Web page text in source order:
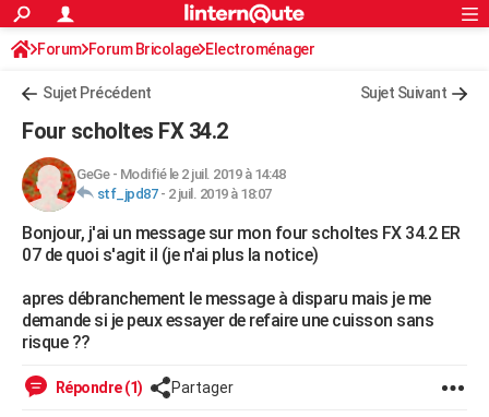
ACTUALITÉS
Politique
Société
Faits Divers
Education
Monde
Villes
+
FINANCE
Retraite
Impôts
Epargne
Immobilier
Risques naturels par ville
Banque
Assurance
Crédit
AUTO
Essais
Réserver un essai
Citadines
Berlines
SUV
Forum auto
+HIGH-TECH
BRICOLAGE
Forum
Aménagement intérieur
Extérieur
Cuisine
Salle de bains
Jardinage
Rangement
WEEK-END
Guides de France
Escapades
Patrimoine
Expositions
Musées
Week-end nature
LIFESTYLE
S'inscrire
Connexion
Forum Forum Bricolage Electroménager
Sujet Précédent Sujet Suivant
Four scholtes FX 34.2
GeGe- Modifié le 2 juil. 2019 à 14:48
stf_jpd87- 2 juil. 2019 à 18:07
Bonjour, j'ai un message sur mon four scholtes FX 34.2 ER
07 de quoi s'agit il (je n'ai plus la notice)
apres débranchement le message à disparu mais je me
demande si je peux essayer de refaire une cuisson sans
risque ??
Répondre (1) Partager